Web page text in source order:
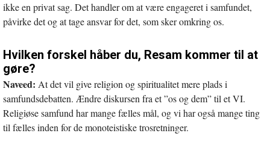
ikke en privat sag. Det handler om at være engageret i samfundet,
påvirke det og at tage ansvar for det, som sker omkring os.
Hvilken forskel håber du, Resam kommer til at
gøre?
Naveed: At det vil give religion og spiritualitet mere plads i
samfundsdebatten. Ændre diskursen fra et ”os og dem” til et VI.
Religiøse samfund har mange fælles mål, og vi har også mange ting
til fælles inden for de monoteistiske trosretninger.